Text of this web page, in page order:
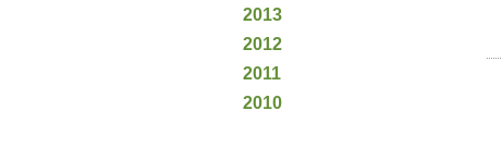
2013
2012
2011
2010